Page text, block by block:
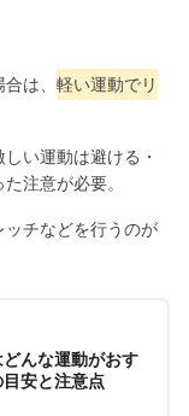
は、 軽い運動でリ
い運動は避ける・
注意が必要。
チなどを行うのが
どんな運動がおす
安と注意点